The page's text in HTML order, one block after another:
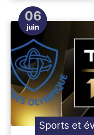
06
juin
Sports et